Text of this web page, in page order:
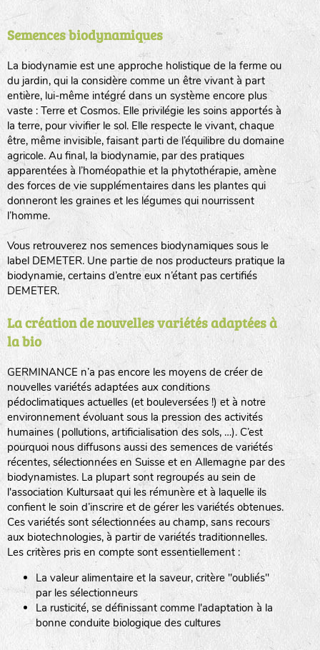
Semences biodynamiques
La biodynamie est une approche holistique de la ferme ou
du jardin, qui la considère comme un être vivant à part
entière, lui-même intégré dans un système encore plus
vaste : Terre et Cosmos. Elle privilégie les soins apportés à
la terre, pour vivifier le sol. Elle respecte le vivant, chaque
être, même invisible, faisant parti de l’équilibre du domaine
agricole. Au final, la biodynamie, par des pratiques
apparentées à l’homéopathie et la phytothérapie, amène
des forces de vie supplémentaires dans les plantes qui
donneront les graines et les légumes qui nourrissent
l’homme.
Vous retrouverez nos semences biodynamiques sous le
label DEMETER. Une partie de nos producteurs pratique la
biodynamie, certains d’entre eux n’étant pas certifiés
DEMETER.
La création de nouvelles variétés adaptées à
la bio
GERMINANCE n’a pas encore les moyens de créer de
nouvelles variétés adaptées aux conditions
pédoclimatiques actuelles (et bouleversées !) et à notre
environnement évoluant sous la pression des activités
humaines (pollutions, artificialisation des sols, …). C’est
pourquoi nous diffusons aussi des semences de variétés
récentes, sélectionnées en Suisse et en Allemagne par des
biodynamistes. La plupart sont regroupés au sein de
l'association Kultursaat qui les rémunère et à laquelle ils
confient le soin d’inscrire et de gérer les variétés obtenues.
Ces variétés sont sélectionnées au champ, sans recours
aux biotechnologies, à partir de variétés traditionnelles.
Les critères pris en compte sont essentiellement :
La valeur alimentaire et la saveur, critère "oubliés"
par les sélectionneurs
La rusticité, se définissant comme l'adaptation à la
bonne conduite biologique des cultures
BINGENHEIMER SAATGUT (BGH)
www.bingenheimersaatgut.de
DE BOLSTER (DBO)
www.bolster.nl
GRAINE DEL PAÏS (GDP)
www.grainesdelpais.com
JARDIN EN’VIE (JEV)
LA BOITE A GRAINES (LBAG)
LA RÉFÉRENCE :F BEL20BPA1A (en haut à gauche)
F : Fleurs.
Les autres catégories étant :
: Engrais vert
L: Légumes
A: Aromatiques
BEL : Code de la variété
(Ici Belle de nuit)
20 : Année de récolte(ici 2020)
BPA : Initiales du producteur ou du fournisseur de la
semence.
1 : Numéro d’ordre du lot
A : Sans calibre.
G: Gros
M: Moyen calibre
P: Petit calibre
animaux sauvages
biodiversité cultivée
Légumes feuilles
Légumes racines
Plantes aromatiques